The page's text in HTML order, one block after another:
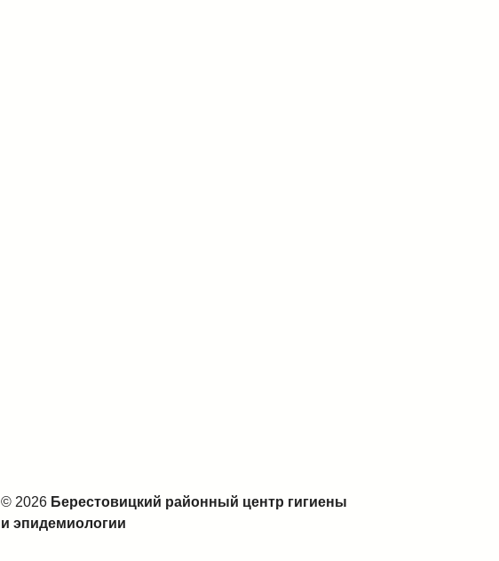
© 2026 Берестовицкий районный центр гигиены
и эпидемиологии